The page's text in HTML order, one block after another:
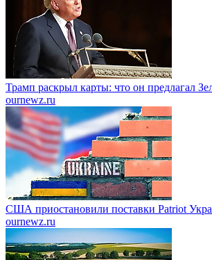
Трамп раскрыл карты: что он предлагал
ournewz.ru
США приостановили поставки Patriot
ournewz.ru